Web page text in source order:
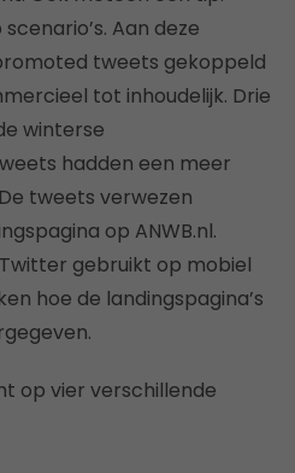
Aan deze
tweets gekoppeld
tot inhoudelijk. Drie
winterse
hadden een meer
tweets verwezen
op ANWB.nl.
gebruikt op mobiel
hoe de landingspagina’s
op vier verschillende